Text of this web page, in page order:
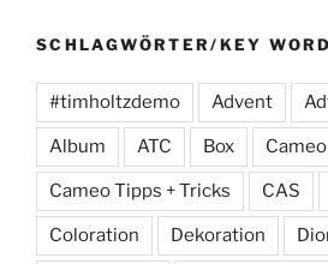
SCHLAGWÖRTER/KEY
#timholtzdemo Advent
Album ATC Box Cameo
Cameo Tipps + Tricks CAS
Coloration Dekoration